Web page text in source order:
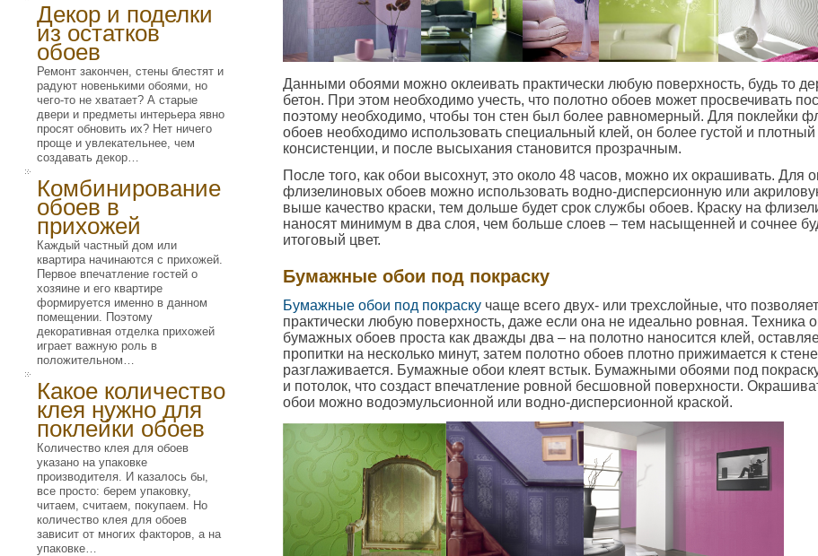
Декор и поделки
из остатков
обоев
Ремонт закончен, стены блестят и
радуют новенькими обоями, но
чего-то не хватает? А старые
двери и предметы интерьера явно
просят обновить их? Нет ничего
проще и увлекательнее, чем
создавать декор…
Комбинирование
обоев в
прихожей
Каждый частный дом или
квартира начинаются с прихожей.
Первое впечатление гостей о
хозяине и его квартире
формируется именно в данном
помещении. Поэтому
декоративная отделка прихожей
играет важную роль в
положительном…
Какое количество
клея нужно для
поклейки обоев
Количество клея для обоев
указано на упаковке
производителя. И казалось бы,
все просто: берем упаковку,
читаем, считаем, покупаем. Но
количество клея для обоев
зависит от многих факторов, а на
упаковке…
Данными обоями можно оклеивать практически любую поверхность, будь то
бетон. При этом необходимо учесть, что полотно обоев может просвечивать
поэтому необходимо, чтобы тон стен был более равномерный. Для поклейки
обоев необходимо использовать специальный клей, он более густой и
консистенции, и после высыхания становится прозрачным.
После того, как обои высохнут, это около 48 часов, можно их окрашивать. Для
флизелиновых обоев можно использовать водно-дисперсионную или
выше качество краски, тем дольше будет срок службы обоев. Краску на
наносят минимум в два слоя, чем больше слоев – тем насыщенней и сочнее
итоговый цвет.
Бумажные обои под покраску
Бумажные обои под покраску чаще всего двух- или трехслойные, что
практически любую поверхность, даже если она не идеально ровная. Техника
бумажных обоев проста как дважды два – на полотно наносится клей,
пропитки на несколько минут, затем полотно обоев плотно прижимается к
разглаживается. Бумажные обои клеят встык. Бумажными обоями под
и потолок, что создаст впечатление ровной бесшовной поверхности.
обои можно водоэмульсионной или водно-дисперсионной краской.